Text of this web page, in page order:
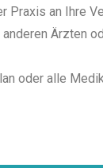
Praxis an Ihre
Ärzten
oder alle